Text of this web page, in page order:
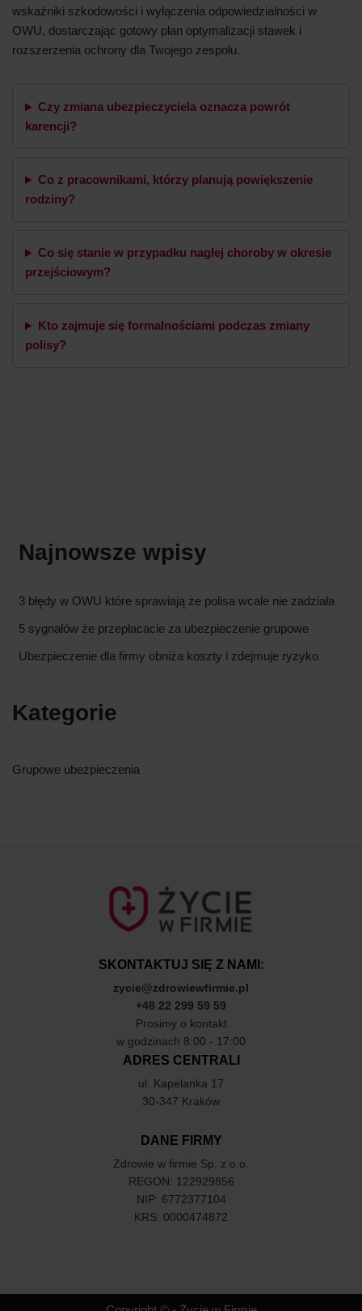
wskaźniki szkodowości i wyłączenia odpowiedzialności w
OWU, dostarczając gotowy plan optymalizacji stawek i
rozszerzenia ochrony dla Twojego zespołu.
Czy zmiana ubezpieczyciela oznacza powrót
karencji?
Co z pracownikami, którzy planują powiększenie
rodziny?
Co się stanie w przypadku nagłej choroby w okresie
przejściowym?
Kto zajmuje się formalnościami podczas zmiany
polisy?
Najnowsze wpisy
3 błędy w OWU które sprawiają że polisa wcale nie zadziała
5 sygnałów że przepłacacie za ubezpieczenie grupowe
Ubezpieczenie dla firmy obniża koszty i zdejmuje ryzyko
Kategorie
Grupowe ubezpieczenia
SKONTAKTUJ SIĘ Z NAMI:
zycie@zdrowiewfirmie.pl
+48 22 299 59 59
Prosimy o kontakt
w godzinach 8:00 - 17:00
ADRES CENTRALI
ul. Kapelanka 17
30-347 Kraków
DANE FIRMY
Zdrowie w firmie Sp. z o.o.
REGON: 122929856
NIP: 6772377104
KRS: 0000474872